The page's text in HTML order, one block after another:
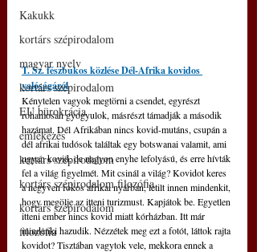
Kakukk
kortárs szépirodalom
magyar nyelv
kortárs szépirodalom
EU bürokrácia
emlékezés
kortárs szépirodalom
kortárs szépirodalom filozófia
kortárs szépirodalom
filozófia
T. Sz. fészbukos közlése Dél-Afrika kovidos
valóságáról
Kénytelen vagyok megtörni a csendet, egyrészt
rohamosan gyógyulok, másrészt támadják a második
hazámat. Dél Afrikában nincs kovid-mutáns, csupán a
dél afrikai tudósok találtak egy botswanai valamit, ami
ugyan kovid, de nagyon enyhe lefolyású, és erre hívták
fel a világ figyelmét. Mit csinál a világ? Kovidot keres
a negyven fokos afrikai nyárban, letilt innen mindenkit,
hogy megölje az itteni turizmust. Kapjátok be. Egyetlen
itteni ember nincs kovid miatt kórházban. Itt már
mindenki hazudik. Nézzétek meg ezt a fotót, láttok rajta
kovidot? Tisztában vagytok vele, mekkora ennek a